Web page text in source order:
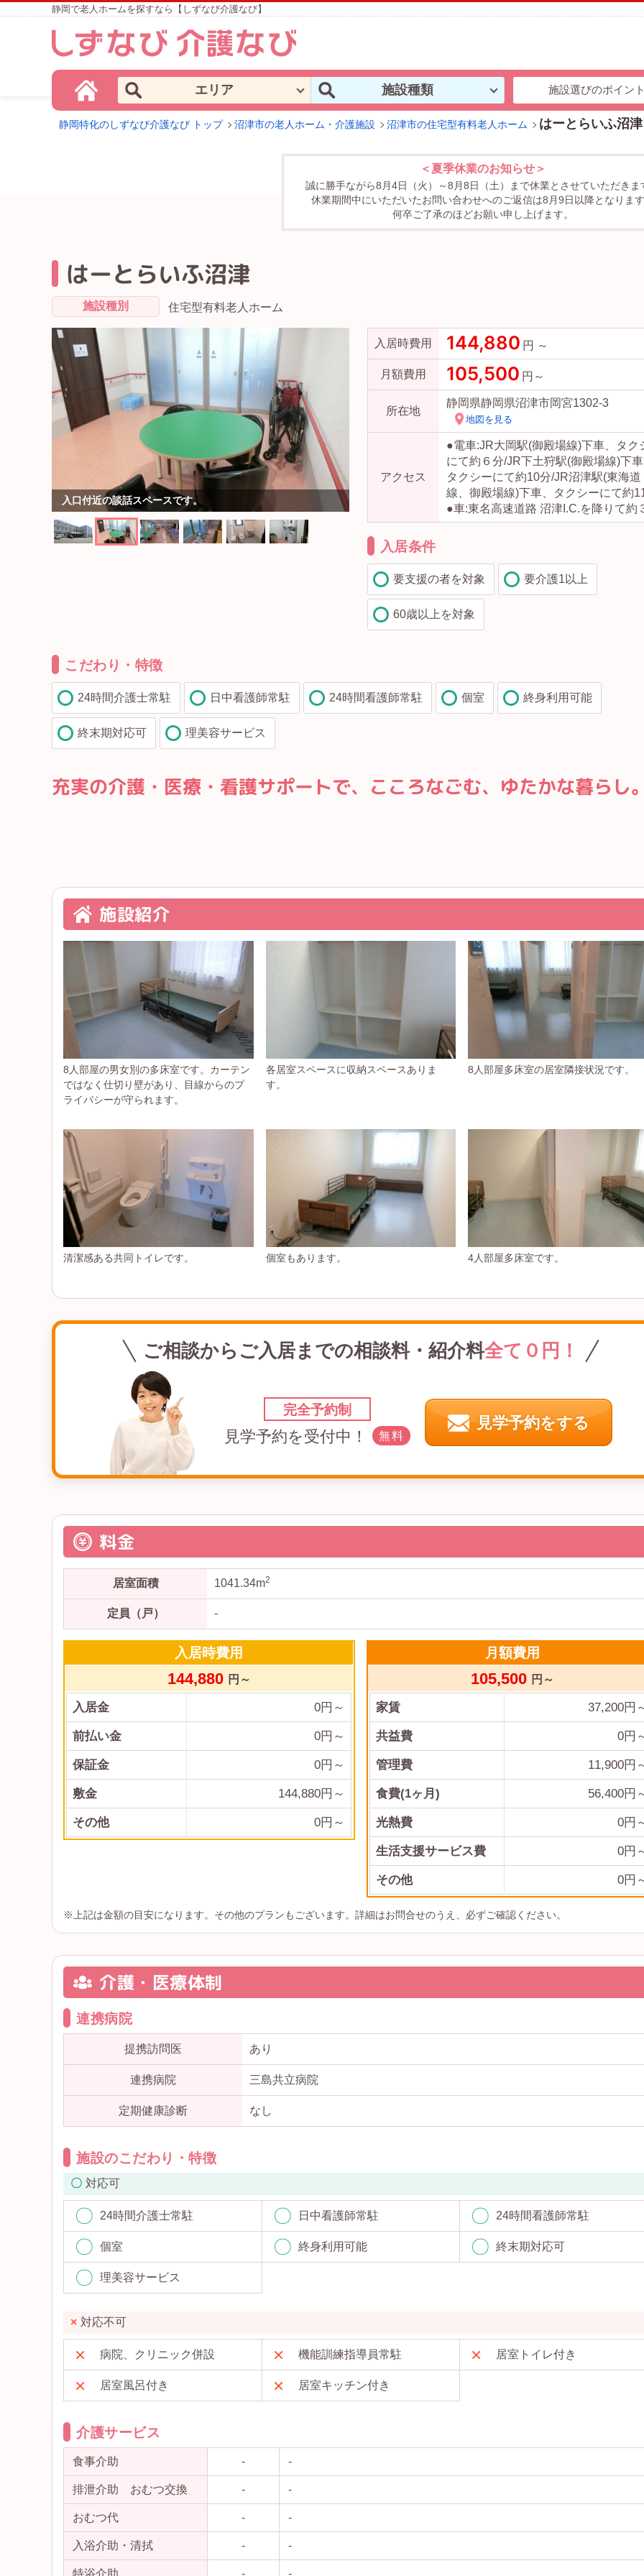
静岡で老人ホームを探すなら【しずなび介護なび】
エリア 施設種類 施設選びのポイン
静岡特化のしずなび介護なび トップ 沼津市の老人ホーム・介護施設 沼津市の住宅型有料老人ホーム はーとらいふ沼津
＜夏季休業のお知らせ＞
誠に勝手ながら8月4日（火）～8月8日（土）まで休業とさせていただきま
休業期間中にいただいたお問い合わせへのご返信は8月9日以降となりま
何卒ご了承のほどお願い申し上げます。
はーとらいふ沼津
施設種別 住宅型有料老人ホーム
入口付近の談話スペースです。 テレビのある広々した空間でのお食事が可能な食堂です。
入居時費用 144,880 円 ～
月額費用 105,500 円～
所在地
静岡県静岡県沼津市岡宮1302-3
地図を見る
アクセス
●電車:JR大岡駅(御殿場線)下車、タク
にて約６分/JR下土狩駅(御殿場線)下
タクシーにて約10分/JR沼津駅(東海道
線、御殿場線)下車、タクシーにて約
●車:東名高速道路 沼津I.C.を降りて約
入居条件
要支援の者を対象 要介護1以上
60歳以上を対象
こだわり・特徴
24時間介護士常駐 日中看護師常駐 24時間看護師常駐 個室 終身利用可能
終末期対応可 理美容サービス
充実の介護・医療・看護サポートで、こころなごむ、ゆたかな暮らし
施設紹介
8人部屋の男女別の多床室です。カーテン
ではなく仕切り壁があり、目線からのプ
ライバシーが守られます。
各居室スペースに収納スペースありま
す。
8人部屋多床室の居室隣接状況です。
清潔感ある共同トイレです。 個室もあります。 4人部屋多床室です。
ご相談からご入居までの相談料・紹介料全て０円！
完全予約制
見学予約を受付中！ 無料
見学予約をする
料金
居室面積 1041.34m2
定員（戸） -
入居時費用
144,880 円～
入居金 0円～
前払い金 0円～
保証金 0円～
敷金 144,880円～
その他 0円～
月額費用
105,500 円～
家賃 37,200円
共益費 0円
管理費 11,900円
食費(1ヶ月) 56,400円
光熱費 0円
生活支援サービス費 0円
その他 0円
※上記は金額の目安になります。その他のプランもございます。詳細はお問合せのうえ、必ずご確認ください。
介護・医療体制
連携病院
提携訪問医 あり
連携病院 三島共立病院
定期健康診断 なし
施設のこだわり・特徴
対応可
24時間介護士常駐 日中看護師常駐 24時間看護師常駐
個室 終身利用可能 終末期対応可
理美容サービス
対応不可
病院、クリニック併設 機能訓練指導員常駐 居室トイレ付き
居室風呂付き 居室キッチン付き
介護サービス
食事介助 - -
排泄介助 おむつ交換 - -
おむつ代 - -
入浴介助・清拭 - -
特浴介助 - -